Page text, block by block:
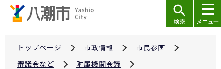
トップページ 市政情報
市民参画
審議会など
附属機関会議